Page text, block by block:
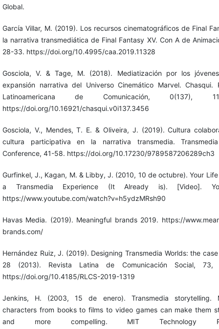
Global.
García Villar, M. (2019). Los recursos cinematográficos de Final
la narrativa transmediática de Final Fantasy XV. Con A de
28-33. https://doi.org/10.4995/caa.2019.11328
Gosciola, V. & Tage, M. (2018). Mediatización por los
expansión narrativa del Universo Cinemático Marvel. Chasqui.
Latinoamericana de Comunicación, 0(137),
https://doi.org/10.16921/chasqui.v0i137.3456
Gosciola, V., Mendes, T. E. & Oliveira, J. (2019). Cultura
cultura participativa en la narrativa transmedia.
Conference, 41-58. https://doi.org/10.17230/9789587206289ch3
Gurfinkel, J., Kagan, M. & Libby, J. (2010, 10 de octubre). Your Life
a Transmedia Experience (It Already is). [Video].
https://www.youtube.com/watch?v=h5ydzMRsh90
Havas Media. (2019). Meaningful brands 2019. https://
brands.com/
Hernández Ruiz, J. (2019). Designing Transmedia Worlds: the
28 (2013). Revista Latina de Comunicación Social, 73,
https://doi.org/10.4185/RLCS-2019-1319
Jenkins, H. (2003, 15 de enero). Transmedia storytelling.
characters from books to films to video games can make them
and more compelling. MIT Technology